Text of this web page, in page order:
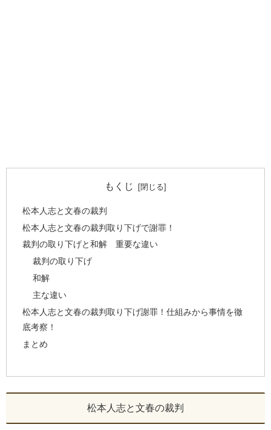
もくじ
松本人志と文春の裁判
松本人志と文春の裁判取り下げで謝罪！
裁判の取り下げと和解 重要な違い
裁判の取り下げ
和解
主な違い
松本人志と文春の裁判取り下げ謝罪！仕組みから事情を徹
底考察！
まとめ
松本人志と文春の裁判